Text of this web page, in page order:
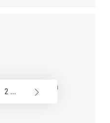
sr4L für Sirona
2 ...